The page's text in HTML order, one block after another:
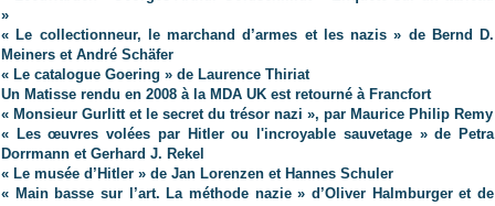
»
« Le collectionneur, le marchand d’armes et les nazis » de Bernd D.
Meiners et André Schäfer
« Le catalogue Goering » de Laurence Thiriat
Un Matisse rendu en 2008 à la MDA UK est retourné à Francfort
« Monsieur Gurlitt et le secret du trésor nazi », par Maurice Philip Remy
« Les œuvres volées par Hitler ou l'incroyable sauvetage » de Petra
Dorrmann et Gerhard J. Rekel
« Le musée d’Hitler » de Jan Lorenzen et Hannes Schuler
« Main basse sur l’art. La méthode nazie » d’Oliver Halmburger et de